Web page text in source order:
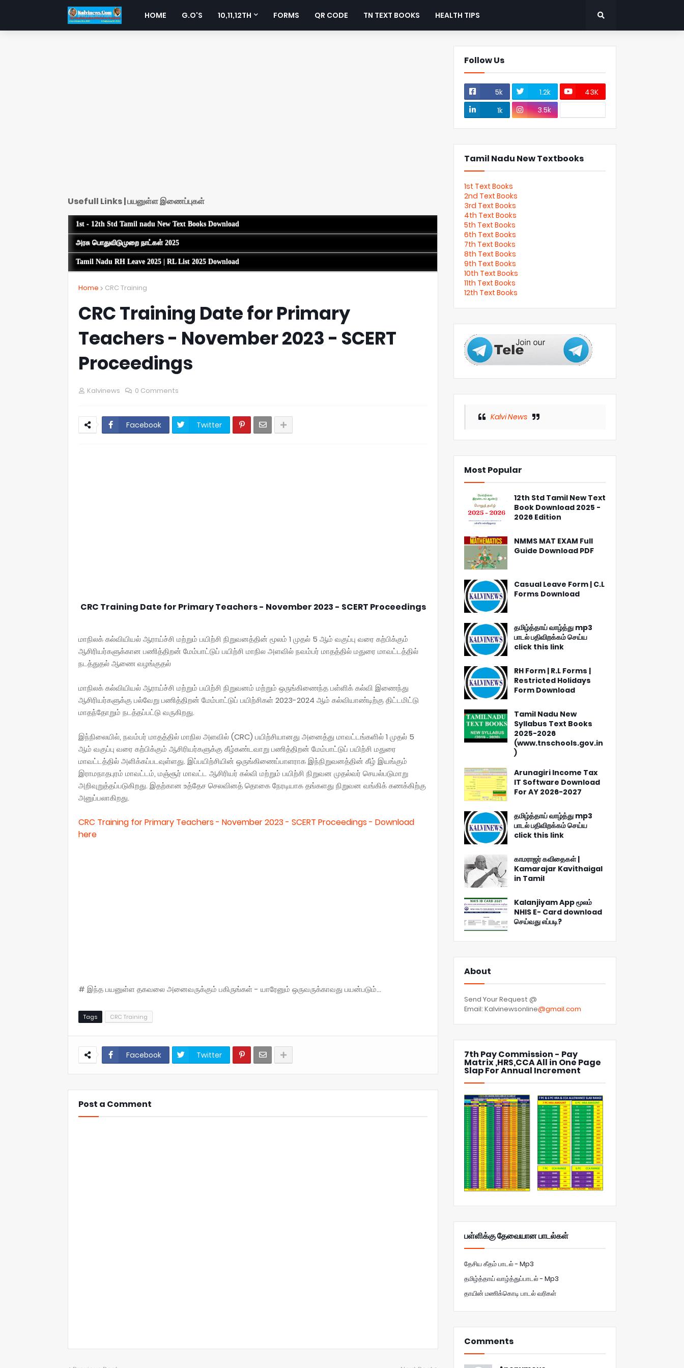
HOME G.O'S 10,11,12TH FORMS QR CODE TN TEXT BOOKS HEALTH TIPS
Usefull Links | பயனுள்ள இணைப்புகள்
1st - 12th Std Tamil nadu New Text Books Download
அரசு பொதுவிடுமுறை நாட்கள் 2025
Tamil Nadu RH Leave 2025 | RL List 2025 Download
Home CRC Training
CRC Training Date for Primary
Teachers - November 2023 - SCERT
Proceedings
Kalvinews 0 Comments
Facebook Twitter
CRC Training Date for Primary Teachers - November 2023 - SCERT Proceedings
மாநிலக் கல்வியியல் ஆராய்ச்சி மற்றும் பயிற்சி நிறுவனத்தின் மூலம் 1 முதல் 5 ஆம் வகுப்பு வரை கற்பிக்கும்
ஆசிரியர்களுக்கான பணித்திறன் மேம்பாட்டுப் பயிற்சி மாநில அளவில் நவம்பர் மாதத்தில் மதுரை மாவட்டத்தில்
நடத்துதல் ஆணை வழங்குதல்
மாநிலக் கல்வியியல் ஆராய்ச்சி மற்றும் பயிற்சி நிறுவனம் மற்றும் ஒருங்கிணைந்த பள்ளிக் கல்வி இணைந்து
ஆசிரியர்களுக்கு பல்வேறு பணித்திறன் மேம்பாட்டுப் பயிற்சிகள் 2023-2024 ஆம் கல்வியாண்டிற்கு திட்டமிட்டு
மாதந்தோறும் நடத்தப்பட்டு வருகிறது.
இந்நிலையில், நவம்பர் மாதத்தில் மாநில அளவில் (CRC) பயிற்சியானது அனைத்து மாவட்டங்களில் 1 முதல் 5
ஆம் வகுப்பு வரை கற்பிக்கும் ஆசிரியர்களுக்கு கீழ்கண்டவாறு பணித்திறன் மேம்பாட்டுப் பயிற்சி மதுரை
மாவட்டத்தில் அளிக்கப்படவுள்ளது. இப்பயிற்சியின் ஒருங்கிணைப்பாளராக இந்நிறுவனத்தின் கீழ் இயங்கும்
இராமநாதபுரம் மாவட்டம், மஞ்சூர் மாவட்ட ஆசிரியர் கல்வி மற்றும் பயிற்சி நிறுவன முதல்வர் செயல்படுமாறு
அறிவுறுத்தப்படுகிறது. இதற்கான உத்தேச செலவினத் தொகை நேரடியாக தங்களது நிறுவன வங்கிக் கணக்கிற்கு
அனுப்பலாகிறது.
CRC Training for Primary Teachers - November 2023 - SCERT Proceedings - Download
here
# இந்த பயனுள்ள தகவலை அனைவருக்கும் பகிருங்கள் - யாரேனும் ஒருவருக்காவது பயன்படும்...
Tags CRC Training
Facebook Twitter
Post a Comment
Follow Us
5k 1.2k
43K
1k
3.5k
Tamil Nadu New Textbooks
1st Text Books
2nd Text Books
3rd Text Books
4th Text Books
5th Text Books
6th Text Books
7th Text Books
8th Text Books
9th Text Books
10th Text Books
11th Text Books
12th Text Books
Kalvi News
Most Popular
12th Std Tamil New Text
Book Download 2025 -
2026 Edition
NMMS MAT EXAM Full
Guide Download PDF
Casual Leave Form | C.L
Forms Download
தமிழ்த்தாய் வாழ்த்து mp3
பாடல் பதிவிறக்கம் செய்ய
click this link
RH Form | R.L Forms |
Restricted Holidays
Form Download
Tamil Nadu New
Syllabus Text Books
2025-2026
(www.tnschools.gov.in
)
Arunagiri Income Tax
IT Software Download
For AY 2026-2027
தமிழ்த்தாய் வாழ்த்து mp3
பாடல் பதிவிறக்கம் செய்ய
click this link
காமராஜர் கவிதைகள் |
Kamarajar Kavithaigal
in Tamil
Kalanjiyam App மூலம்
NHIS E- Card download
செய்வது எப்படி?
About
Send Your Request @
Email: Kalvinewsonline@gmail.com
7th Pay Commission - Pay
Matrix ,HRS,CCA All in One Page
Slap For Annual Increment
பள்ளிக்கு தேவையான பாடல்கள்
தேசிய கீதம் பாடல் - Mp3
தமிழ்த்தாய் வாழ்த்துப்பாடல் - Mp3
தாயின் மணிக்கொடி பாடல் வரிகள்
Comments